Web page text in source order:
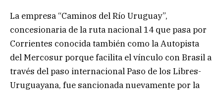
La empresa “Caminos del Río Uruguay”,
concesionaria de la ruta nacional 14 que pasa por
Corrientes conocida también como la Autopista
del Mercosur porque facilita el vínculo con Brasil a
través del paso internacional Paso de los Libres-
Uruguayana, fue sancionada nuevamente por la